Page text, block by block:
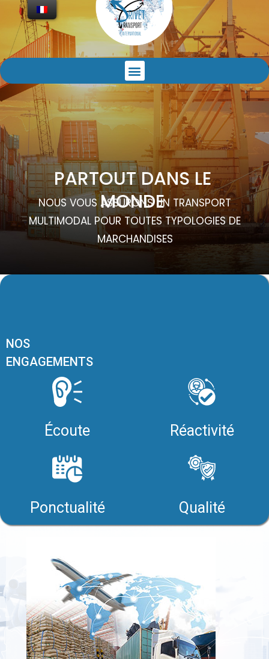
PARTOUT DANSLE
MONDE
NOS
ENGAGEMENTS
Écoute Réactivité
Ponctualité Qualité